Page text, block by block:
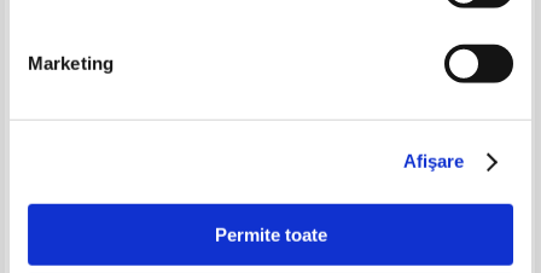
Marketing
Afişare
Permite toate
Adaugă în coș
Jorge Amado - La boutique aux
Adaugă în coș